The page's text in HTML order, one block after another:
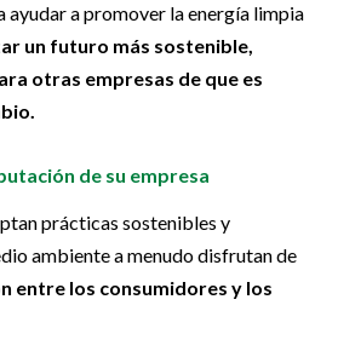
ayudar a promover la energía limpia
un futuro más sostenible,
otras empresas de que es
de su empresa
prácticas sostenibles y
ambiente a menudo disfrutan de
entre los consumidores y los